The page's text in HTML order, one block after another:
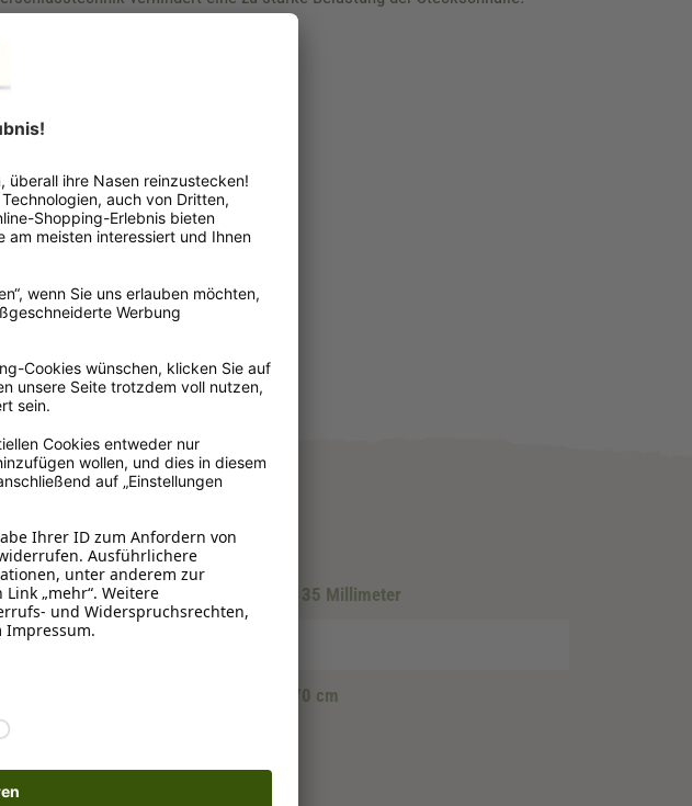
Ca. von 29 bis 48 cm
Ca. von 32 bis 57 cm
25 Millimeter, 25 - 30 Millimeter , 30 - 35 Millimeter
, 65 - 70 cm